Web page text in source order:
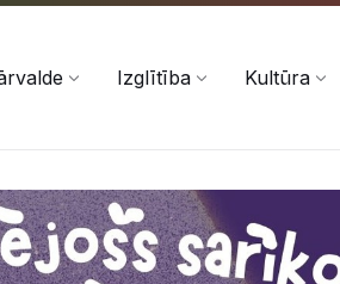
Izglītība Kultūra